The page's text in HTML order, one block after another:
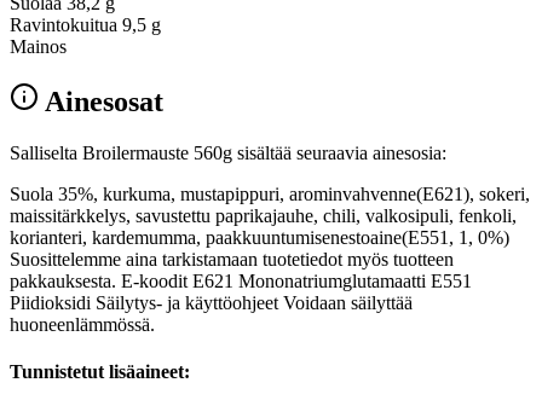
Ravintokuitua 9,5 g
Mainos
Ainesosat
Salliselta Broilermauste 560g sisältää seuraavia ainesosia:
Suola 35%, kurkuma, mustapippuri, arominvahvenne(E621), sokeri,
maissitärkkelys, savustettu paprikajauhe, chili, valkosipuli, fenkoli,
korianteri, kardemumma, paakkuuntumisenestoaine(E551, 1, 0%)
Suosittelemme aina tarkistamaan tuotetiedot myös tuotteen
pakkauksesta. E-koodit E621 Mononatriumglutamaatti E551
Piidioksidi Säilytys- ja käyttöohjeet Voidaan säilyttää
huoneenlämmössä.
Tunnistetut lisäaineet: